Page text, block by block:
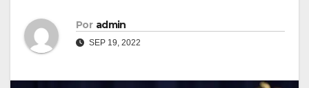
Por admin
SEP 19, 2022